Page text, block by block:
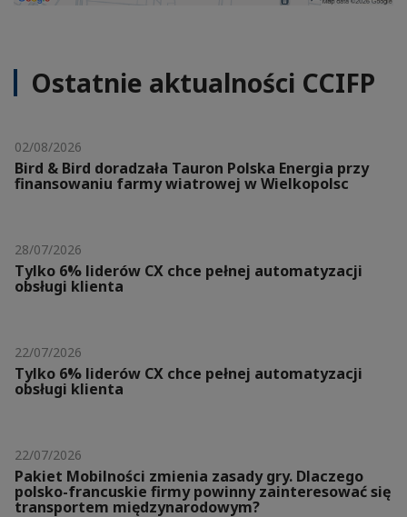
Ostatnie aktualności CCIFP
02/08/2026
Bird & Bird doradzała Tauron Polska Energia przy
finansowaniu farmy wiatrowej w Wielkopolsc
28/07/2026
Tylko 6% liderów CX chce pełnej automatyzacji
obsługi klienta
22/07/2026
Tylko 6% liderów CX chce pełnej automatyzacji
obsługi klienta
22/07/2026
Pakiet Mobilności zmienia zasady gry. Dlaczego
polsko-francuskie firmy powinny zainteresować się
transportem międzynarodowym?